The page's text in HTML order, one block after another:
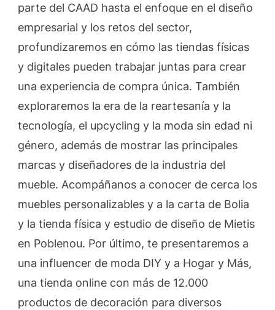
parte del CAAD hasta el enfoque en el diseño
empresarial y los retos del sector,
profundizaremos en cómo las tiendas físicas
y digitales pueden trabajar juntas para crear
una experiencia de compra única. También
exploraremos la era de la reartesanía y la
tecnología, el upcycling y la moda sin edad ni
género, además de mostrar las principales
marcas y diseñadores de la industria del
mueble. Acompáñanos a conocer de cerca los
muebles personalizables y a la carta de Bolia
y la tienda física y estudio de diseño de Mietis
en Poblenou. Por último, te presentaremos a
una influencer de moda DIY y a Hogar y Más,
una tienda online con más de 12.000
productos de decoración para diversos